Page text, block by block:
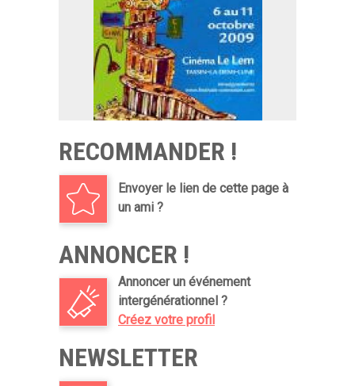
RECOMMANDER !
Envoyer le lien de cette page à
un ami ?
ANNONCER !
Annoncer un événement
intergénérationnel ?
Créez votre profil
NEWSLETTER